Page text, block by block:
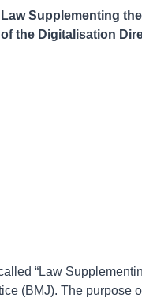
Law Supplementing
of the Digitalisation
“Law
(BMJ). The purpose